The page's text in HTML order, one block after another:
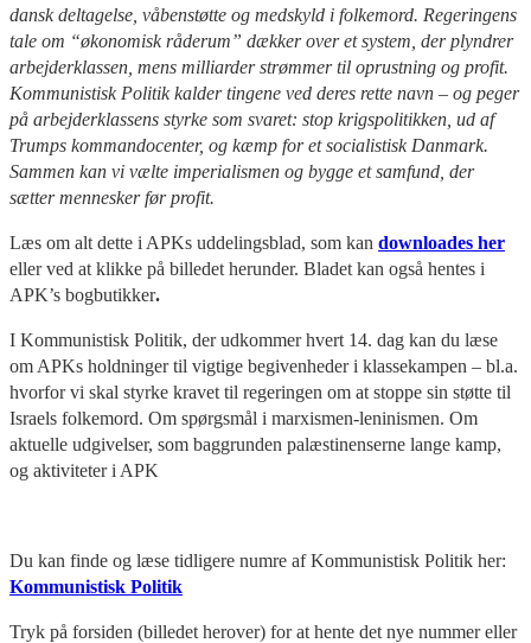
dansk deltagelse, våbenstøtte og medskyld i folkemord. Regeringens
tale om “økonomisk råderum” dækker over et system, der plyndrer
arbejderklassen, mens milliarder strømmer til oprustning og profit.
Kommunistisk Politik kalder tingene ved deres rette navn – og peger
på arbejderklassens styrke som svaret: stop krigspolitikken, ud af
Trumps kommandocenter, og kæmp for et socialistisk Danmark.
Sammen kan vi vælte imperialismen og bygge et samfund, der
sætter mennesker før profit.
Læs om alt dette i APKs uddelingsblad, som kan downloades her
eller ved at klikke på billedet herunder. Bladet kan også hentes i
APK’s bogbutikker.
I Kommunistisk Politik, der udkommer hvert 14. dag kan du læse
om APKs holdninger til vigtige begivenheder i klassekampen – bl.a.
hvorfor vi skal styrke kravet til regeringen om at stoppe sin støtte til
Israels folkemord. Om spørgsmål i marxismen-leninismen. Om
aktuelle udgivelser, som baggrunden palæstinenserne lange kamp,
og aktiviteter i APK
Du kan finde og læse tidligere numre af Kommunistisk Politik her:
Kommunistisk Politik
Tryk på forsiden (billedet herover) for at hente det nye nummer eller